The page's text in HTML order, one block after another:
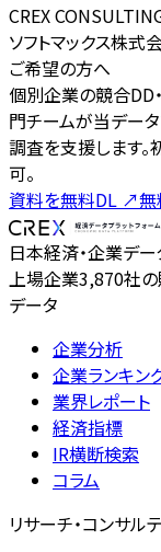
CREX
ソフトマックス株
ご希望の方へ
個別企業の競合DD
門チームが当デー
調査を支援します
可。
資料を無料DL ↗
日本経済・企業デー
上場企業3,870社の
データ
企業分析
企業ランキン
業界レポート
経済指標
IR横断検索
コラム
リサーチ・コンサル